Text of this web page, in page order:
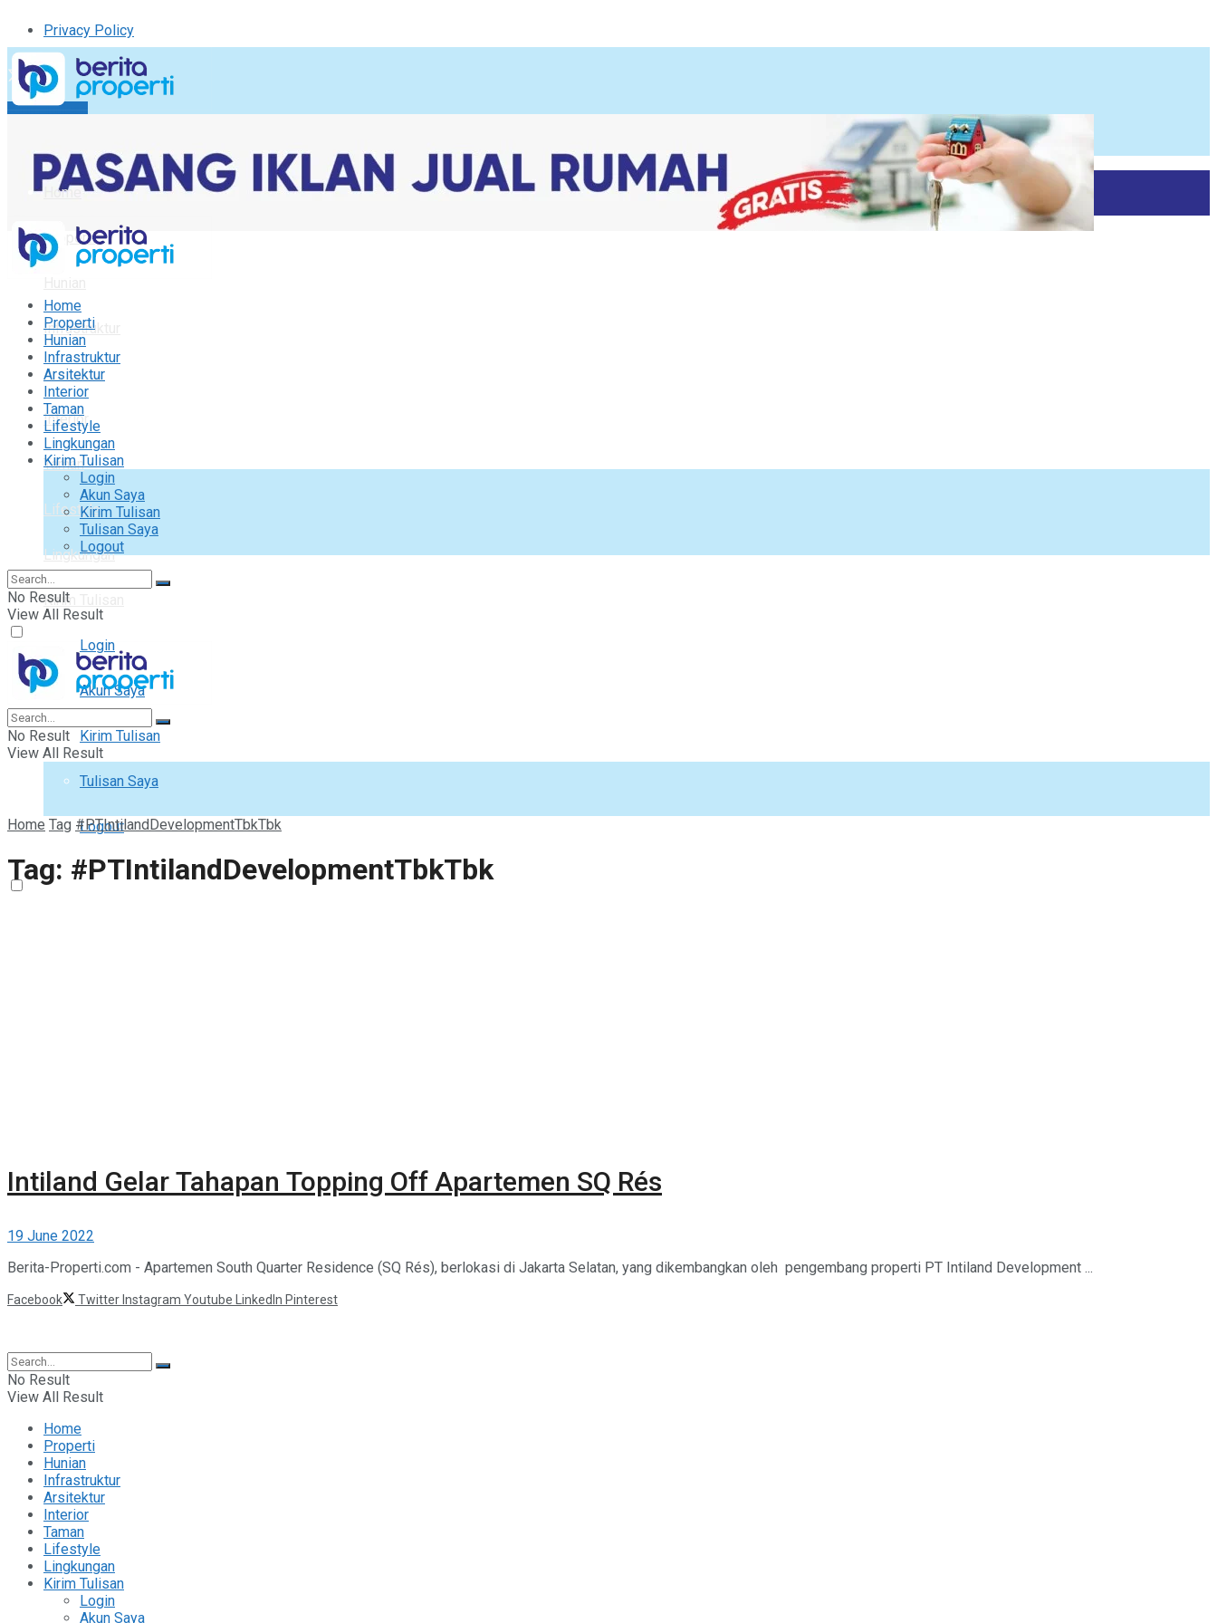
Privacy Policy
Kirim Tulisan
Logout
Home
Properti
Infrastruktur
Arsitektur
Interior
Taman
Lifestyle
Lingkungan
Kirim Tulisan
Login
Akun Saya
Kirim Tulisan
Tulisan Saya
Logout
Home
Properti
Hunian
Infrastruktur
Arsitektur
Interior
Taman
Lifestyle
Lingkungan
Kirim Tulisan
Login
Akun Saya
Kirim Tulisan
Tulisan Saya
Logout
No Result
View All Result
No Result
View All Result
Home Tag #PTIntilandDevelopmentTbkTbk
Tag: #PTIntilandDevelopmentTbkTbk
Intiland Gelar Tahapan Topping Off Apartemen SQ Rés
19 June 2022
Berita-Properti.com - Apartemen South Quarter Residence (SQ Rés), berlokasi di Jakarta Selatan, yang dikembangkan oleh pengembang properti PT Intiland Development ...
Facebook Twitter Instagram Youtube LinkedIn Pinterest
No Result
View All Result
Home
Properti
Hunian
Infrastruktur
Arsitektur
Interior
Taman
Lifestyle
Lingkungan
Kirim Tulisan
Login
Akun Saya